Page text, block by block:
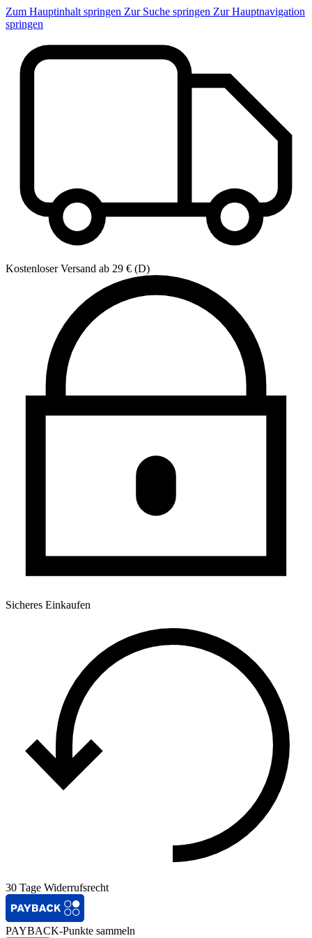
Zum Hauptinhalt springen Zur Suche springen Zur Hauptnavigation
springen
Kostenloser Versand ab 29 € (D)
Sicheres Einkaufen
30 Tage Widerrufsrecht
PAYBACK-Punkte sammeln